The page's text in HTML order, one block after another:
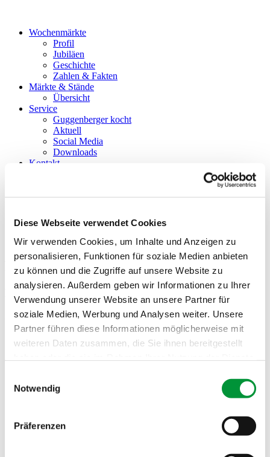
Diese Webseite verwendet Cookies
Wir verwenden Cookies, um Inhalte und Anzeigen zu
personalisieren, Funktionen für soziale Medien anbieten
zu können und die Zugriffe auf unsere Website zu
analysieren. Außerdem geben wir Informationen zu Ihrer
Verwendung unserer Website an unsere Partner für
soziale Medien, Werbung und Analysen weiter. Unsere
Partner führen diese Informationen möglicherweise mit
weiteren Daten zusammen, die Sie ihnen bereitgestellt
Notwendig
Präferenzen
Wochenmärkte
Profil
Jubiläen
Geschichte
Zahlen & Fakten
Märkte & Stände
Übersicht
Service
Guggenberger kocht
Aktuell
Social Media
Downloads
Kontakt
Guggenberger kocht
Rezept Februar 2025
Kartoffelsuppe mit Wurzelgemüse (Vegetarisch)
Zutaten für 4 Personen
600 Gramm Kartoffeln (mehlig gekocht)
200 Gramm Karotten
200 Gramm Knollensellerie
1 Liter 1 1/2 Liter Gemüsebrühe
2 Esslöffel Rapsöl